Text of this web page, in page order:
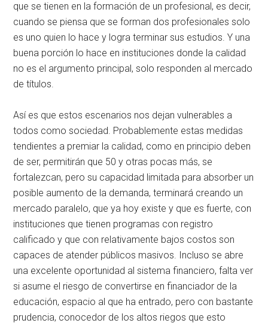
que se tienen en la formación de un profesional, es decir,
cuando se piensa que se forman dos profesionales solo
es uno quien lo hace y logra terminar sus estudios. Y una
buena porción lo hace en instituciones donde la calidad
no es el argumento principal, solo responden al mercado
de títulos.
Así es que estos escenarios nos dejan vulnerables a
todos como sociedad. Probablemente estas medidas
tendientes a premiar la calidad, como en principio deben
de ser, permitirán que 50 y otras pocas más, se
fortalezcan, pero su capacidad limitada para absorber un
posible aumento de la demanda, terminará creando un
mercado paralelo, que ya hoy existe y que es fuerte, con
instituciones que tienen programas con registro
calificado y que con relativamente bajos costos son
capaces de atender públicos masivos. Incluso se abre
una excelente oportunidad al sistema financiero, falta ver
si asume el riesgo de convertirse en financiador de la
educación, espacio al que ha entrado, pero con bastante
prudencia, conocedor de los altos riegos que esto